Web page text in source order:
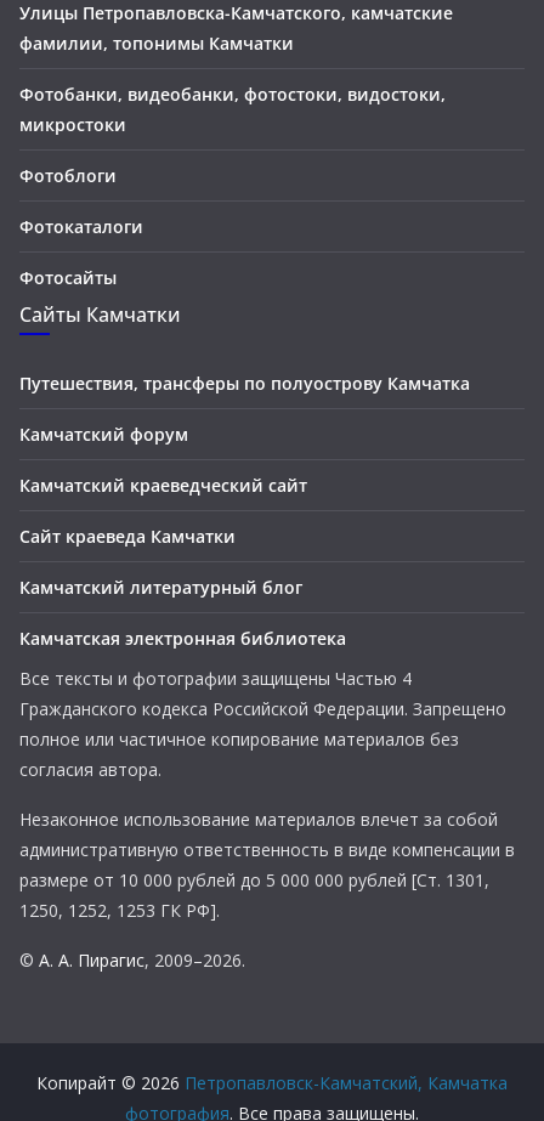
Улицы Петропавловска-Камчатского, камчатские
фамилии, топонимы Камчатки
Фотобанки, видеобанки, фотостоки, видостоки,
микростоки
Фотоблоги
Фотокаталоги
Фотосайты
Сайты Камчатки
Путешествия, трансферы по полуострову Камчатка
Камчатский форум
Камчатский краеведческий сайт
Сайт краеведа Камчатки
Камчатский литературный блог
Камчатская электронная библиотека
Все тексты и фотографии защищены Частью 4
Гражданского кодекса Российской Федерации. Запрещено
полное или частичное копирование материалов без
согласия автора.
Незаконное использование материалов влечет за собой
административную ответственность в виде компенсации в
размере от 10 000 рублей до 5 000 000 рублей [Ст. 1301,
1250, 1252, 1253 ГК РФ].
© А. А. Пирагис, 2009–2026.
Копирайт © 2026 Петропавловск-Камчатский, Камчатка
фотография. Все права защищены.